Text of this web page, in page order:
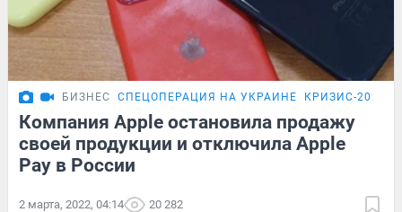
БИЗНЕС СПЕЦОПЕРАЦИЯ НА УКРАИНЕ КРИЗИС-2026
Компания Apple остановила продажу
своей продукции и отключила Apple
Pay в России
2 марта, 2022, 04:14 20 282